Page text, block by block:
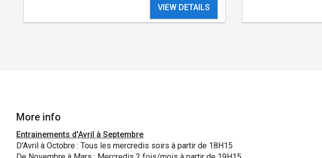
VIEW DETAILS
More info
Entrainements d'Avril à Septembre
D'Avril à Octobre : Tous les mercredis soirs à partir de 18H15